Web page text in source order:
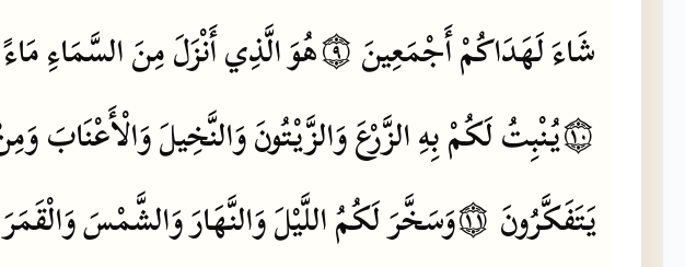
شَاءَلَهَدَاكُمْأَجْمَعِينَ۝٩هُوَالَّذِيأَنْزَلَمِنَالسَّمَاءِمَاءً
۝١٠يُنْبِتُلَكُمْبِهِالزَّرْعَوَالزَّيْتُونَوَالنَّخِيلَوَالْأَعْنَابَ
يَتَفَكَّرُونَ ۝١١وَسَخَّرَلَكُمُاللَّيْلَوَالنَّهَارَوَالشَّمْسَوَالْقَمَرَ